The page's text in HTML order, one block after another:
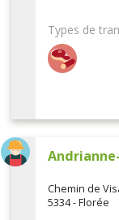
Types de
Chemin de
5334 - Florée